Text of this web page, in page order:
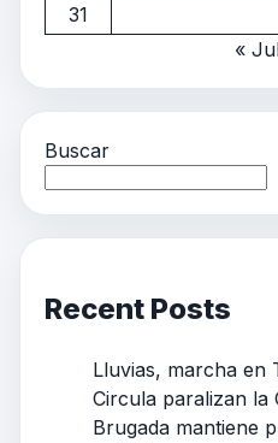
31
«
Buscar
Recent Posts
Lluvias, marcha en
Circula paralizan la
Brugada mantiene